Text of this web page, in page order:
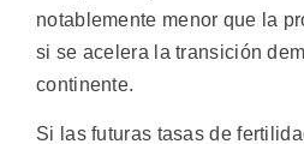
notablemente menor que la
si se acelera la transición
continente.
Si las futuras tasas de